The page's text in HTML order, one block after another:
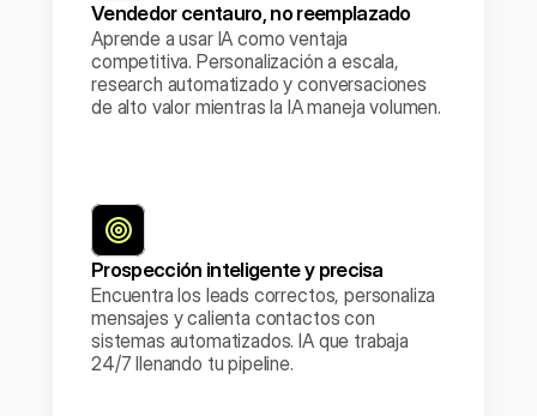
Vendedor centauro, no reemplazado
Aprende a usar IA como ventaja
competitiva. Personalización a escala,
research automatizado y conversaciones
de alto valor mientras la IA maneja volumen.
Prospección inteligente y precisa
Encuentra los leads correctos, personaliza
mensajes y calienta contactos con
sistemas automatizados. IA que trabaja
24/7 llenando tu pipeline.